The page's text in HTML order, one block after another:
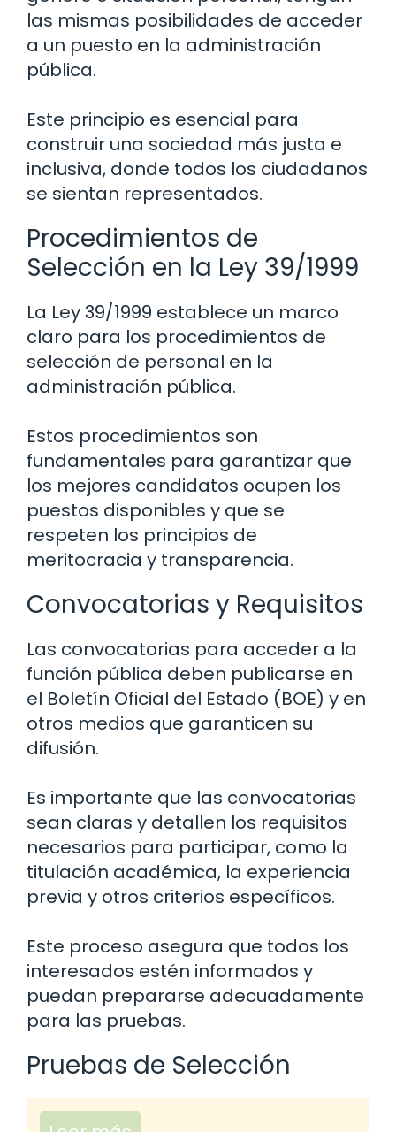
las mismas posibilidades de acceder
a un puesto en la administración
pública.
Este principio es esencial para
construir una sociedad más justa e
inclusiva, donde todos los ciudadanos
se sientan representados.
Procedimientos de
Selección en la Ley 39/1999
La Ley 39/1999 establece un marco
claro para los procedimientos de
selección de personal en la
administración pública.
Estos procedimientos son
fundamentales para garantizar que
los mejores candidatos ocupen los
puestos disponibles y que se
respeten los principios de
meritocracia y transparencia.
Convocatorias y Requisitos
Las convocatorias para acceder a la
función pública deben publicarse en
el Boletín Oficial del Estado (BOE) y en
otros medios que garanticen su
difusión.
Es importante que las convocatorias
sean claras y detallen los requisitos
necesarios para participar, como la
titulación académica, la experiencia
previa y otros criterios específicos.
Este proceso asegura que todos los
interesados estén informados y
puedan prepararse adecuadamente
para las pruebas.
Pruebas de Selección